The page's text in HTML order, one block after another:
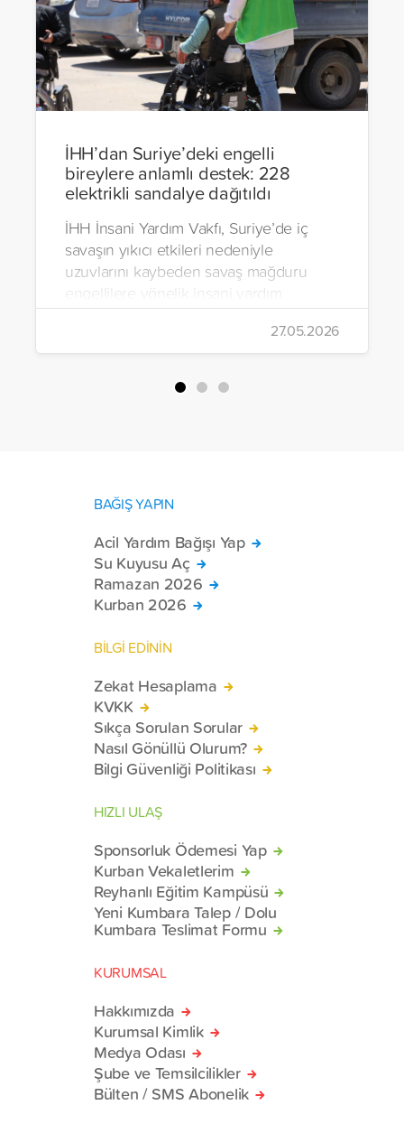
İHH’dan Suriye’deki engelli
bireylere anlamlı destek: 228
elektrikli sandalye dağıtıldı
İHH İnsani Yardım Vakfı, Suriye’de iç
savaşın yıkıcı etkileri nedeniyle
uzuvlarını kaybeden savaş mağduru
engellilere yönelik insani yardım
çalışmalarını aralıksız sürdürüyor. Vakıf,
yürütülen son projeyle Suriye’nin Şam,
Halep, Hama, Humus ve İdlib
bölgelerinde zor şartlarda yaşayan
27.05.2026
BAĞIŞ YAPIN
Acil Yardım Bağışı Yap
Su Kuyusu Aç
Ramazan 2026
Kurban 2026
BİLGİ EDİNİN
Zekat Hesaplama
KVKK
Sıkça Sorulan Sorular
Nasıl Gönüllü Olurum?
Bilgi Güvenliği Politikası
HIZLI ULAŞ
Sponsorluk Ödemesi Yap
Kurban Vekaletlerim
Reyhanlı Eğitim Kampüsü
Yeni Kumbara Talep / Dolu
Kumbara Teslimat Formu
KURUMSAL
Hakkımızda
Kurumsal Kimlik
Medya Odası
Şube ve Temsilcilikler
Bülten / SMS Abonelik